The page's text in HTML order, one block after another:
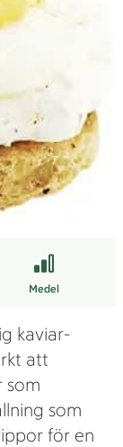
Medel
kaviar-
att
som
som
för en